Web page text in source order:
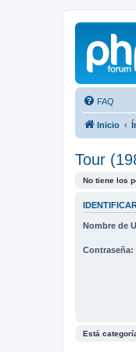
FAQ
Inicio
Tour
No tiene los
Nombre de
Contraseña:
Está